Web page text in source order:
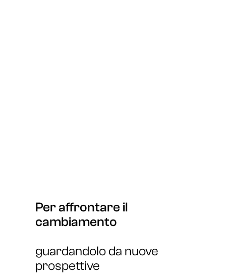
Per affrontare il
cambiamento
guardandolo da nuove
prospettive